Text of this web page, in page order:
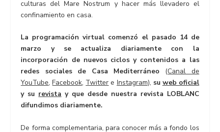
culturas del Mare Nostrum y hacer más llevadero el
confinamiento en casa.
La programación virtual comenzó el pasado 14 de
marzo y se actualiza diariamente con la
incorporación de nuevos ciclos y contenidos a las
redes sociales de Casa Mediterráneo (Canal de
YouTube,Facebook, Twitter e Instagram), su web oficial
y su revista y que desde nuestra revista LOBLANC
difundimos diariamente.
De forma complementaria, para conocer más a fondo los